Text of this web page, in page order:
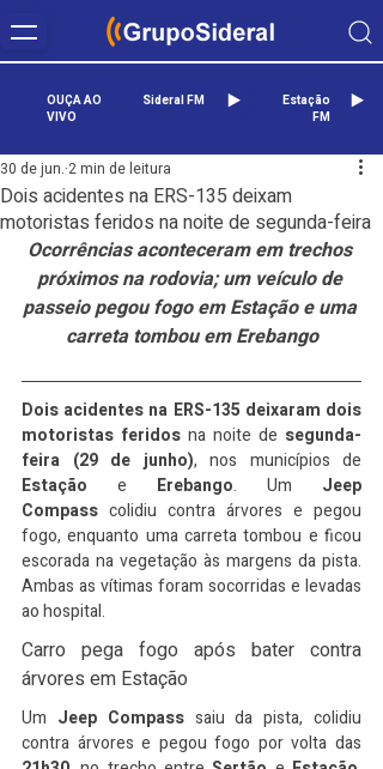
OUÇA AO
VIVO
Sideral FM
Estação
FM
Dois acidentes na ERS-135 deixam
motoristas feridos na noite de segunda-feira
30 de jun. 2 min de leitura
Ocorrências aconteceram em trechos
próximos na rodovia; um veículo de
passeio pegou fogo em Estação e uma
carreta tombou em Erebango
Dois acidentes na ERS-135 deixaram dois
motoristas feridos na noite de segunda-
feira (29 de junho)
Estação e Erebango. Um Jeep
Compass colidiu contra árvores e pegou
fogo, enquanto uma carreta tombou e ficou
escorada na vegetação às margens da pista.
Ambas as vítimas foram socorridas e levadas
ao hospital.
Carro pega fogo após bater contra
árvores em Estação
Um Jeep Compass saiu da pista, colidiu